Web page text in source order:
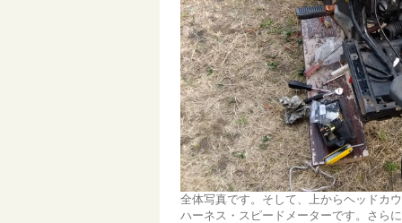
全体写真です。そして、上からヘッドカ
ハーネス・スピードメーターです。さら